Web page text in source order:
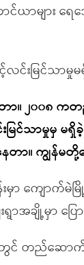
ယာများ ရ
းမြင်သာမှုမ
၂၀၀၈ ကတည်
မြင်သာမှုမှ
ေတာ။ ကျွန်မ
ကျောက်မဲမြို့
ာအချို့မှာ ပြ
ပေါ်တွင် တည်